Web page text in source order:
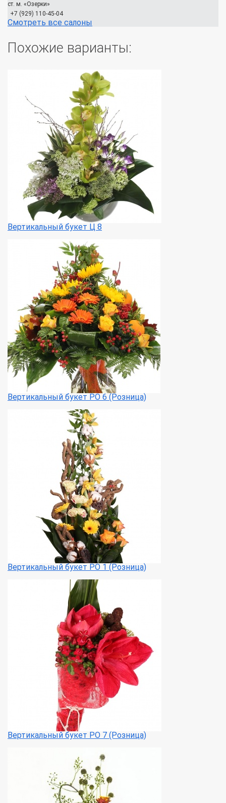
ст. м. «Озерки»
+7 (929) 110-45-04
Смотреть все салоны
Похожие варианты:
Вертикальный букет Ц 8
Вертикальный букет РО 6 (Розница)
Вертикальный букет РО 1 (Розница)
Вертикальный букет РО 7 (Розница)